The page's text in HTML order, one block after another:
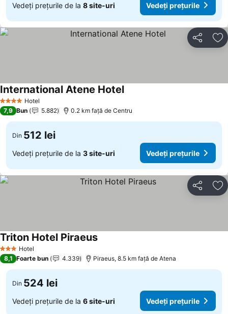
Vedeți prețurile de la 8 site-uri Vedeți prețurile
Distribuiți
4 Stele Hotel
International Atene Hotel
7,9 Bun 5.882 0.2 km faţă de Centru
Din 512 lei
Vedeți prețurile de la 3 site-uri Vedeți prețurile
Distribuiți
3 SteleHotel
Triton Hotel Piraeus
8,1 Foarte bun 4.339 Piraeus, 8.5 km faţă de Atena
Din 524 lei
Vedeți prețurile de la 6 site-uri Vedeți prețurile